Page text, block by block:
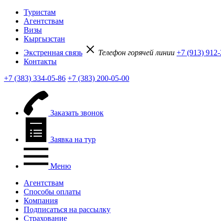
Туристам
Агентствам
Визы
Кыргызстан
Экстренная связь
Телефон горячей линии +7 (913)
Контакты
+7 (383) 334-05-86 +7 (383) 200-05-00
Заказать звонок
Заявка на тур
Меню
Агентствам
Способы оплаты
Компания
Подписаться на рассылку
Страхование